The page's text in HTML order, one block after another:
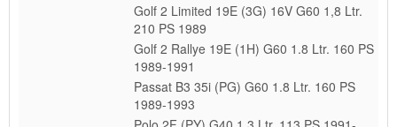
Golf 2 Limited 19E (3G) 16V G60 1,8 Ltr.
210 PS 1989
Golf 2 Rallye 19E (1H) G60 1.8 Ltr. 160 PS
1989-1991
Passat B3 35i (PG) G60 1.8 Ltr. 160 PS
1989-1993